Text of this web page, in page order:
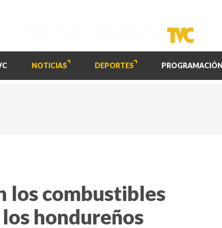
NOTICIAS DEPORTES PROGRAMACIÓN
los combustibles
hondureños